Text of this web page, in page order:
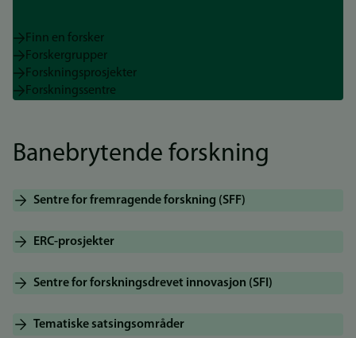
Finn en forsker
Forskergrupper
Forskningsprosjekter
Forskningssentre
Banebrytende forskning
Sentre for fremragende forskning (SFF)
ERC-prosjekter
Sentre for forskningsdrevet innovasjon (SFI)
Tematiske satsingsområder